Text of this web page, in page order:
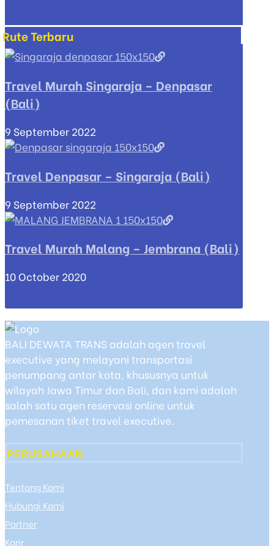
Rute Terbaru
Travel Murah Singaraja – Denpasar
(Bali)
9 September 2022
Travel Denpasar – Singaraja (Bali)
9 September 2022
Travel Murah Malang – Jembrana (Bali)
10 October 2020
BALI DEWATA TRANS adalah agen travel
executive yang melayani transportasi
penumpang antar kota, khususnya untuk
wilayah Jawa Timur dan Bali, dan kami adalah
salah satu agen reservasi online untuk
pemesanan tiket travel executive.
PERUSAHAAN
Tentang Kami
Hubungi Kami
Partner
Karir